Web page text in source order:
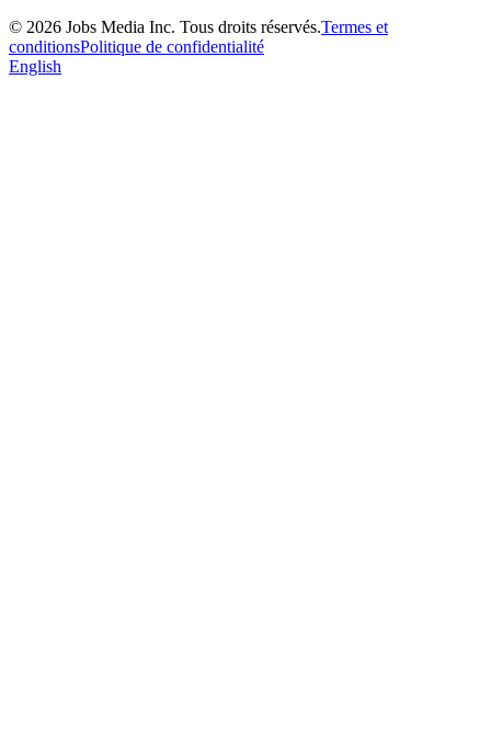
© 2026 Jobs Media Inc. Tous droits réservés.Termes et
conditionsPolitique de confidentialité
English